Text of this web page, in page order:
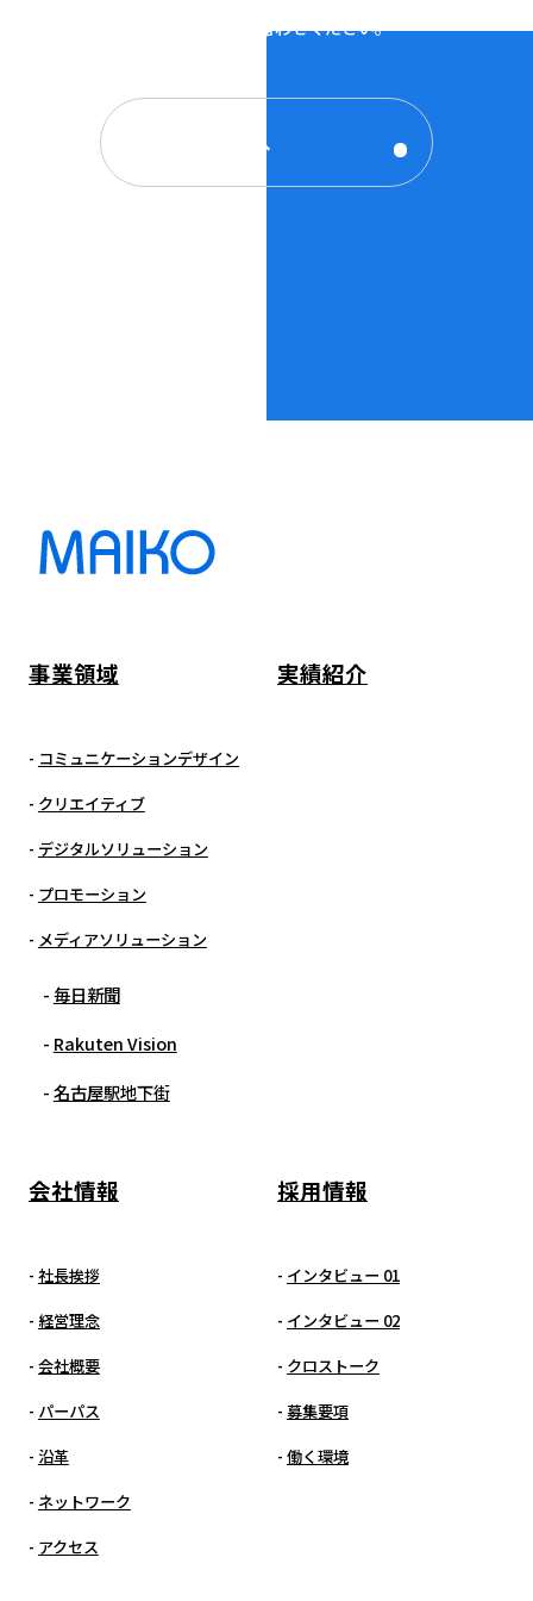
お気軽にお問い合わせください。
お問い合わせへ
事業領域
コミュニケーションデザイン
クリエイティブ
デジタルソリューション
プロモーション
メディアソリューション
毎日新聞
Rakuten Vision
名古屋駅地下街
実績紹介
会社情報
社長挨拶
経営理念
会社概要
パーパス
沿革
ネットワーク
アクセス
採用情報
インタビュー 01
インタビュー 02
クロストーク
募集要項
働く環境